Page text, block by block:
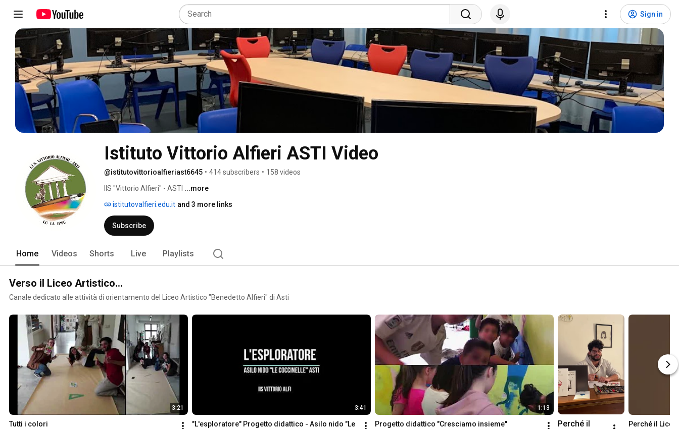
Sign in
Istituto Vittorio Alfieri ASTI Video
@istitutovittorioalfieriast6645 • 414 subscribers • 158 videos
IIS "Vittorio Alfieri" - ASTI ...more
istitutovalfieri.edu.it and 3 more links
Subscribe
Home Videos Shorts Live Playlists
Verso il Liceo Artistico...
Canale dedicato alle attività di orientamento del Liceo Artistico "Benedetto Alfieri" di Asti
3:21
Tutti i colori
3:41
"L'esploratore" Progetto didattico - Asilo nido "Le
1:13
Progetto didattico "Cresciamo insieme"
Perché il
Perché il